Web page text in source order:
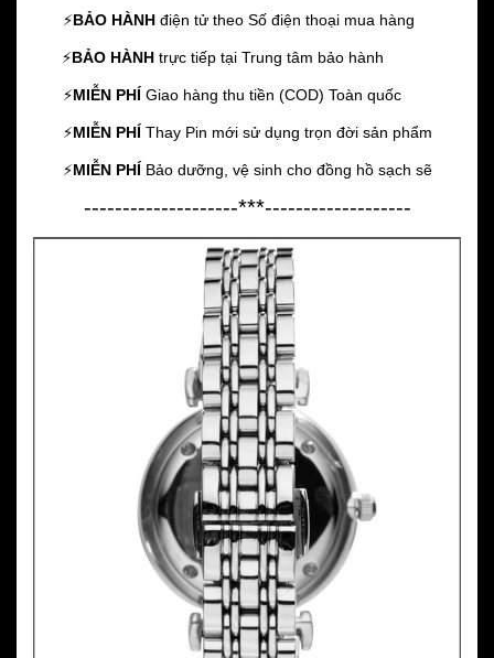
⚡️BẢO HÀNH điện tử theo Số điện thoại mua hàng
⚡️BẢO HÀNH trực tiếp tại Trung tâm bảo hành
⚡️MIỄN PHÍ Giao hàng thu tiền (COD) Toàn quốc
⚡️MIỄN PHÍ Thay Pin mới sử dụng trọn đời sản phẩm
⚡️MIỄN PHÍ Bảo dưỡng, vệ sinh cho đồng hồ sạch sẽ
--------------------***-------------------